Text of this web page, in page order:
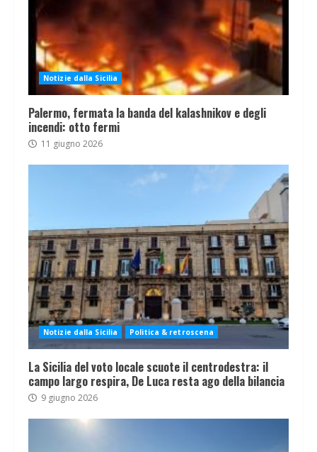
Notizie dalla Sicilia
Palermo, fermata la banda del kalashnikov e degli
incendi: otto fermi
11 giugno 2026
Notizie dalla Sicilia Politica & retroscena
La Sicilia del voto locale scuote il centrodestra: il
campo largo respira, De Luca resta ago della bilancia
9 giugno 2026